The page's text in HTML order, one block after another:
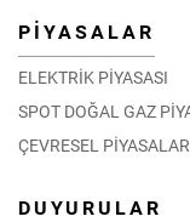
PİYASALAR
ELEKTRİK PİYASASI
SPOT DOĞAL GAZ
ÇEVRESEL PİYASALAR
DUYURULAR